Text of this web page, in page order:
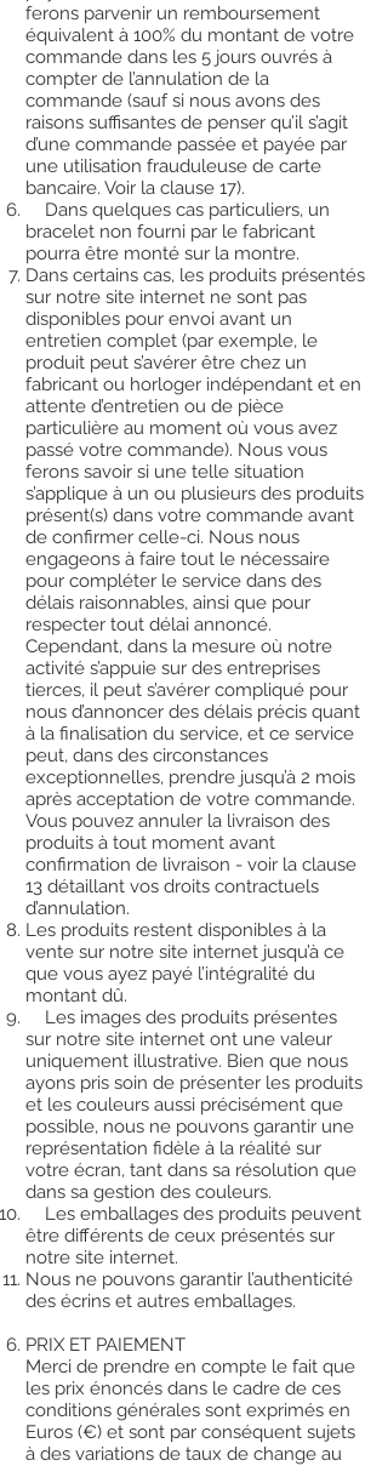
ferons parvenir un remboursement
équivalent à 100% du montant de votre
commande dans les 5 jours ouvrés à
compter de l’annulation de la
commande (sauf si nous avons des
raisons suffisantes de penser qu’il s’agit
d’une commande passée et payée par
une utilisation frauduleuse de carte
bancaire. Voir la clause 17).
Dans quelques cas particuliers, un
bracelet non fourni par le fabricant
pourra être monté sur la montre.
Dans certains cas, les produits présentés
sur notre site internet ne sont pas
disponibles pour envoi avant un
entretien complet (par exemple, le
produit peut s’avérer être chez un
fabricant ou horloger indépendant et en
attente d’entretien ou de pièce
particulière au moment où vous avez
passé votre commande). Nous vous
ferons savoir si une telle situation
s’applique à un ou plusieurs des produits
présent(s) dans votre commande avant
de confirmer celle-ci. Nous nous
engageons à faire tout le nécessaire
pour compléter le service dans des
délais raisonnables, ainsi que pour
respecter tout délai annoncé.
Cependant, dans la mesure où notre
activité s’appuie sur des entreprises
tierces, il peut s’avérer compliqué pour
nous d’annoncer des délais précis quant
à la finalisation du service, et ce service
peut, dans des circonstances
exceptionnelles, prendre jusqu’à 2 mois
après acceptation de votre commande.
Vous pouvez annuler la livraison des
produits à tout moment avant
confirmation de livraison - voir la clause
13 détaillant vos droits contractuels
d’annulation.
Les produits restent disponibles à la
vente sur notre site internet jusqu’à ce
que vous ayez payé l’intégralité du
montant dû.
Les images des produits présentes
sur notre site internet ont une valeur
uniquement illustrative. Bien que nous
ayons pris soin de présenter les produits
et les couleurs aussi précisément que
possible, nous ne pouvons garantir une
représentation fidèle à la réalité sur
votre écran, tant dans sa résolution que
dans sa gestion des couleurs.
Les emballages des produits peuvent
être différents de ceux présentés sur
notre site internet.
Nous ne pouvons garantir l’authenticité
des écrins et autres emballages.
PRIX ET PAIEMENT
Merci de prendre en compte le fait que
les prix énoncés dans le cadre de ces
conditions générales sont exprimés en
Euros (€) et sont par conséquent sujets
à des variations de taux de change au